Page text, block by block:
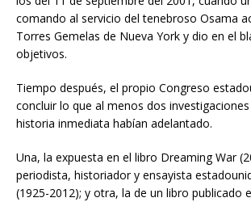
comando al servicio del tenebroso Osama
Torres Gemelas de Nueva York y dio en el
objetivos.
Tiempo después, el propio Congreso
concluir lo que al menos dos
historia inmediata habían adelantado.
Una, la expuesta en el libro Dreaming War
periodista, historiador y ensayista
(1925-2012); y otra, la de un libro publicado